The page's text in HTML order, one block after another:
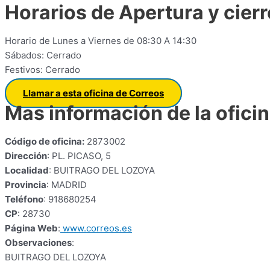
Horarios de Apertura y
Horario de Lunes a Viernes de 08:30 A 14:30
Sábados: Cerrado
Festivos: Cerrado
Llamar a esta oficina de Correos
Mas información de la
Código de oficina: 2873002
Dirección: PL. PICASO, 5
Localidad: BUITRAGO DEL LOZOYA
Provincia: MADRID
Teléfono: 918680254
CP: 28730
Página Web: www.correos.es
Observaciones:
BUITRAGO DEL LOZOYA